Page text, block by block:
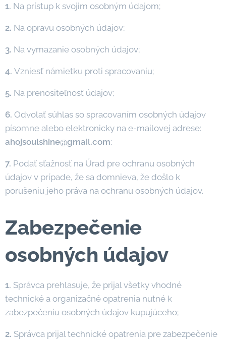
1. Na prístup k svojim osobným údajom;
2. Na opravu osobných údajov;
3. Na vymazanie osobných údajov;
4. Vzniesť námietku proti spracovaniu;
5. Na prenositeľnosť údajov;
6. Odvolať súhlas so spracovaním osobných údajov
písomne alebo elektronicky na e-mailovej adrese:
ahojsoulshine@gmail.com;
7. Podať sťažnosť na Úrad pre ochranu osobných
údajov v prípade, že sa domnieva, že došlo k
porušeniu jeho práva na ochranu osobných údajov.
Zabezpečenie
osobných údajov
1. Správca prehlasuje, že prijal všetky vhodné
technické a organizačné opatrenia nutné k
zabezpečeniu osobných údajov kupujúceho;
2. Správca prijal technické opatrenia pre zabezpečenie